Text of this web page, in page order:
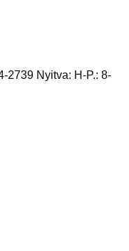
2739 Nyitva: H-P.: 8-